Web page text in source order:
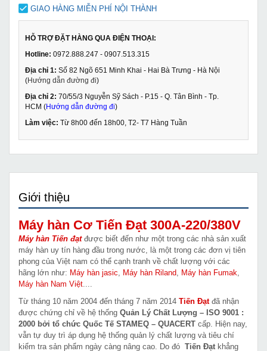
GIAO HÀNG MIỄN PHÍ NỘI THÀNH
HỖ TRỢ ĐẶT HÀNG QUA ĐIỆN THOẠI:
Hotline: 0972.888.247 - 0907.513.315
Địa chỉ 1: Số 82 Ngõ 651 Minh Khai - Hai Bà Trưng - Hà Nội
(Hướng dẫn đường đi)
Địa chỉ 2: 70/55/3 Nguyễn Sỹ Sách - P.15 - Q. Tân Bình - Tp.
HCM (Hướng dẫn đường đi)
Làm việc: Từ 8h00 đến 18h00, T2- T7 Hàng Tuần
Giới thiệu
Máy hàn Cơ Tiến Đạt 300A-220/380V
Máy hàn Tiến đạtđược biết đến như một trong các nhà sản xuất
máy hàn uy tín hàng đầu trong nước, là một trong các đơn vị tiên
phong của Việt nam có thể cạnh tranh về chất lượng với các
hãng lớn như: Máy hàn jasic Máy hàn Riland Máy hàn Fumak
Máy hàn Nam Việt
Từ tháng 10 năm 2004 đến tháng 7 năm 2014 Tiến Đạtđã nhận
được chứng chỉ về hệ thống Quản Lý Chất Lượng – ISO 9001 :
2000 bởi tổ chức Quốc Tế STAMEQ – QUACERT cấp. Hiện nay,
vẫn tự duy trì áp dụng hệ thống quản lý chất lượng và tiêu chí
kiểm tra sản phẩm ngày càng nâng cao. Do đó Tiến Đạt khẳng